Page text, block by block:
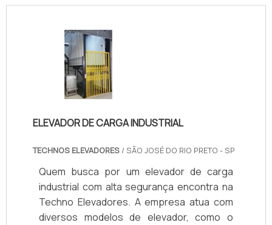
SOBRE O PRODUTODiscorrendo ainda
ter a exatidão em orçar com empresas que
prezam por produtos e serviços que
tenham ótima qualidade e asse...
ELEVADOR DE CARGA INDUSTRIAL
TECHNOS ELEVADORES / SÃO JOSÉ DO RIO PRETO - SP
Quem busca por um elevador de carga
industrial com alta segurança encontra na
Techno Elevadores. A empresa atua com
diversos modelos de elevador, como o